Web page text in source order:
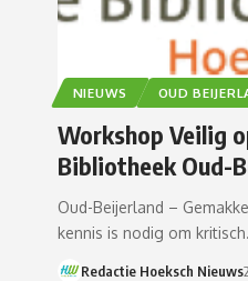
NIEUWS OUD
Workshop Veilig
Bibliotheek Oud-
Oud-Beijerland –
kennis is nodig om
Redactie Hoeksch Nieuws